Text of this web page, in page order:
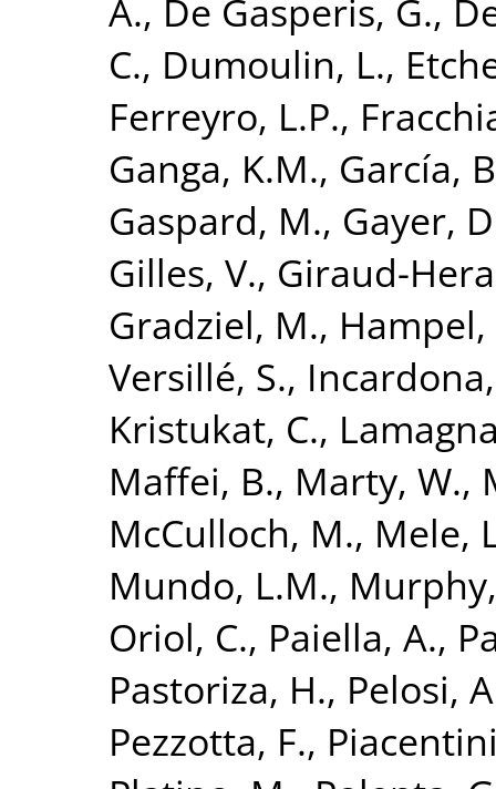
A., De Gasperis, G.,
C., Dumoulin, L.,
Ferreyro, L.P.,
Ganga, K.M., García,
Gaspard, M., Gayer,
Gilles, V., Giraud-
Gradziel, M., Hampel,
Versillé, S.,
Kristukat, C.,
Maffei, B., Marty, W.,
McCulloch, M., Mele,
Mundo, L.M.,
Oriol, C., Paiella, A.,
Pastoriza, H., Pelosi,
Pezzotta, F.,